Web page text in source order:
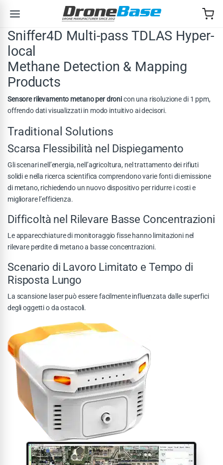
Sniffer4D Multi-pass TDLAS Hyper-
local
Methane Detection & Mapping
Products
Sensore rilevamento metano per dronicon una risoluzione di 1 ppm,
offrendo dati visualizzati in modo intuitivo ai decisori.
Traditional Solutions
Scarsa Flessibilità nel Dispiegamento
Gli scenari nell’energia, nell’agricoltura, nel trattamento dei rifiuti
solidi e nella ricerca scientifica comprendono varie fonti di emissione
di metano, richiedendo un nuovo dispositivo per ridurre i costi e
migliorare l’efficienza.
Difficoltà nel Rilevare Basse Concentrazioni
Le apparecchiature di monitoraggio fisse hanno limitazioni nel
rilevare perdite di metano a basse concentrazioni.
Scenario di Lavoro Limitato e Tempo di
Risposta Lungo
La scansione laser può essere facilmente influenzata dalle superfici
degli oggetti o da ostacoli.